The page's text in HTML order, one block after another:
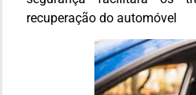
recuperação do automóvel